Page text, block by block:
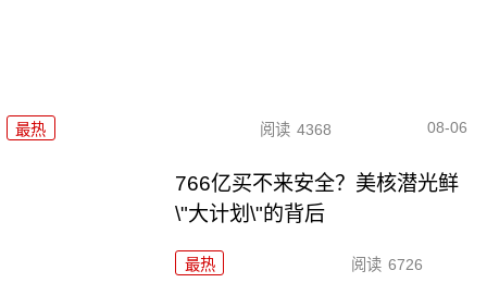
最热 阅读 4368 08-06
766亿买不来安全？美核潜光鲜
\"大计划\"的背后
最热 阅读 6726